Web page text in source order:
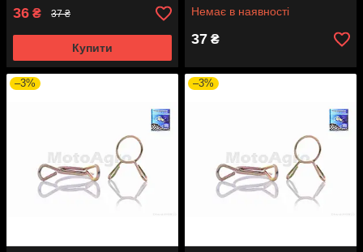
36 ₴ 37 ₴
Купити
Немає в наявності
37 ₴
–3% –3%